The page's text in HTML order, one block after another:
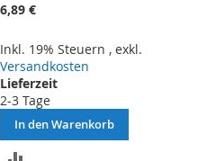
6,89 €
Inkl. 19% Steuern ,exkl.
Versandkosten
Lieferzeit
2-3 Tage
In den Warenkorb